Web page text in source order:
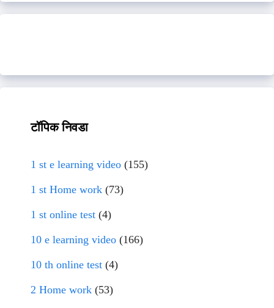
टॉपिक निवडा
1 st e learning video (155)
1 st Home work (73)
1 st online test (4)
10 e learning video (166)
10 th online test (4)
2 Home work (53)